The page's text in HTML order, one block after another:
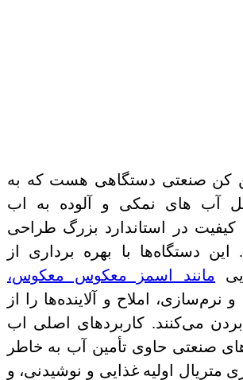
کن صنعتی دستگاهی هست که به
آب های نمکی و آلوده به اب
کیفیت در استاندارد بزرگ طراحی
دستگاه‌ها با بهره برداری از
مانند اسمز معکوس معکوس،
و نرم‌سازی، املاح و آلاینده‌ها را از
می‌کنند. کاربردهای اصلی اب
صنعتی حاوی تأمین آب به خاطر
متریال اولیه غذایی و نوشیدنی، و